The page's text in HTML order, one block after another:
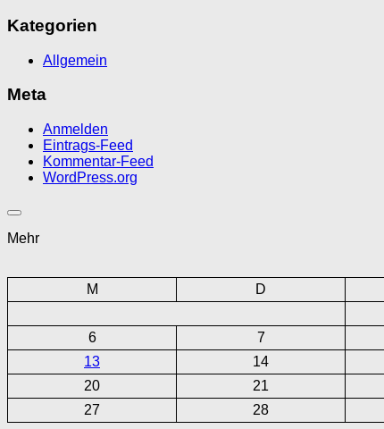
Kategorien
Allgemein
Meta
Anmelden
Eintrags-Feed
Kommentar-Feed
WordPress.org
Mehr
M
D
6
7
13
14
20
21
27
28